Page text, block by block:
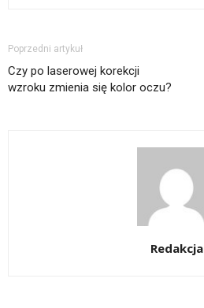
Poprzedni artykuł
Czy po laserowej korekcji
wzroku zmienia się kolor oczu?
Redakcja